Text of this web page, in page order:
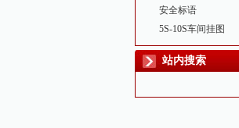
安全标语
5S-10S车间挂图
站内搜索